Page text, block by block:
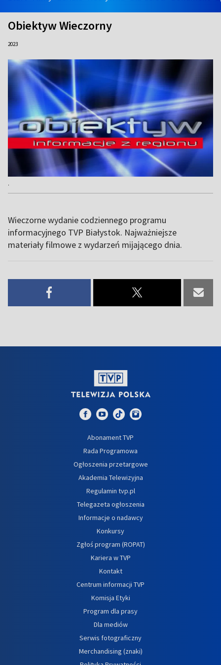
Obiektyw Wieczorny
2023
.
Wieczorne wydanie codziennego programu
informacyjnego TVP Białystok. Najważniejsze
materiały filmowe z wydarzeń mijającego dnia.
Abonament TVP
Rada Programowa
Ogłoszenia przetargowe
Akademia Telewizyjna
Regulamin tvp.pl
Telegazeta ogłoszenia
Informacje o nadawcy
Konkursy
Zgłoś program (ROPAT)
Kariera w TVP
Kontakt
Centrum informacji TVP
Komisja Etyki
Program dla prasy
Dla mediów
Serwis fotograficzny
Merchandising (znaki)